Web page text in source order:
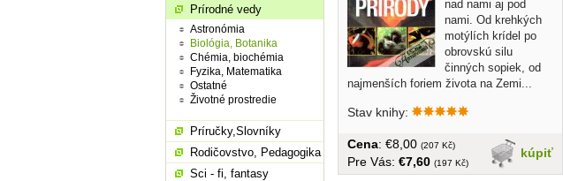
nad nami aj pod
nami. Od krehkých
motýlích krídel po
obrovskú silu
činných sopiek, od
najmenších foriem života na Zemi...
Stav knihy:
kúpiť
Cena: €8,00 (207 Kč)
Pre Vás: €7,60 (197 Kč)
Prírodné vedy
Astronómia
Biológia, Botanika
Chémia, biochémia
Fyzika, Matematika
Ostatné
Životné prostredie
Príručky,Slovníky
Rodičovstvo, Pedagogika
Sci - fi, fantasy